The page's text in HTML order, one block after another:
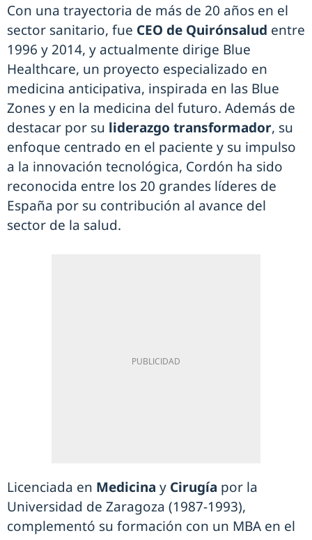
Con una trayectoria de más de 20 años en el
sector sanitario, fue CEO de Quirónsalud entre
1996 y 2014, y actualmente dirige Blue
Healthcare, un proyecto especializado en
medicina anticipativa, inspirada en las Blue
Zones y en la medicina del futuro. Además de
destacar por su liderazgo transformador, su
enfoque centrado en el paciente y su impulso
a la innovación tecnológica, Cordón ha sido
reconocida entre los 20 grandes líderes de
España por su contribución al avance del
sector de la salud.
Licenciada en Medicina y Cirugía por la
Universidad de Zaragoza (1987-1993),
complementó su formación con un MBA en el